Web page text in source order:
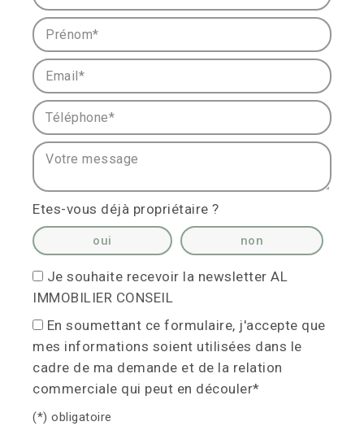
Prénom* :
Email* :
Téléphone* :
Votre message :
Etes-vous déjà propriétaire ?
oui non
Je souhaite recevoir la newsletter AL
IMMOBILIER CONSEIL
En soumettant ce formulaire, j'accepte que
mes informations soient utilisées dans le
cadre de ma demande et de la relation
commerciale qui peut en découler*
(*) obligatoire